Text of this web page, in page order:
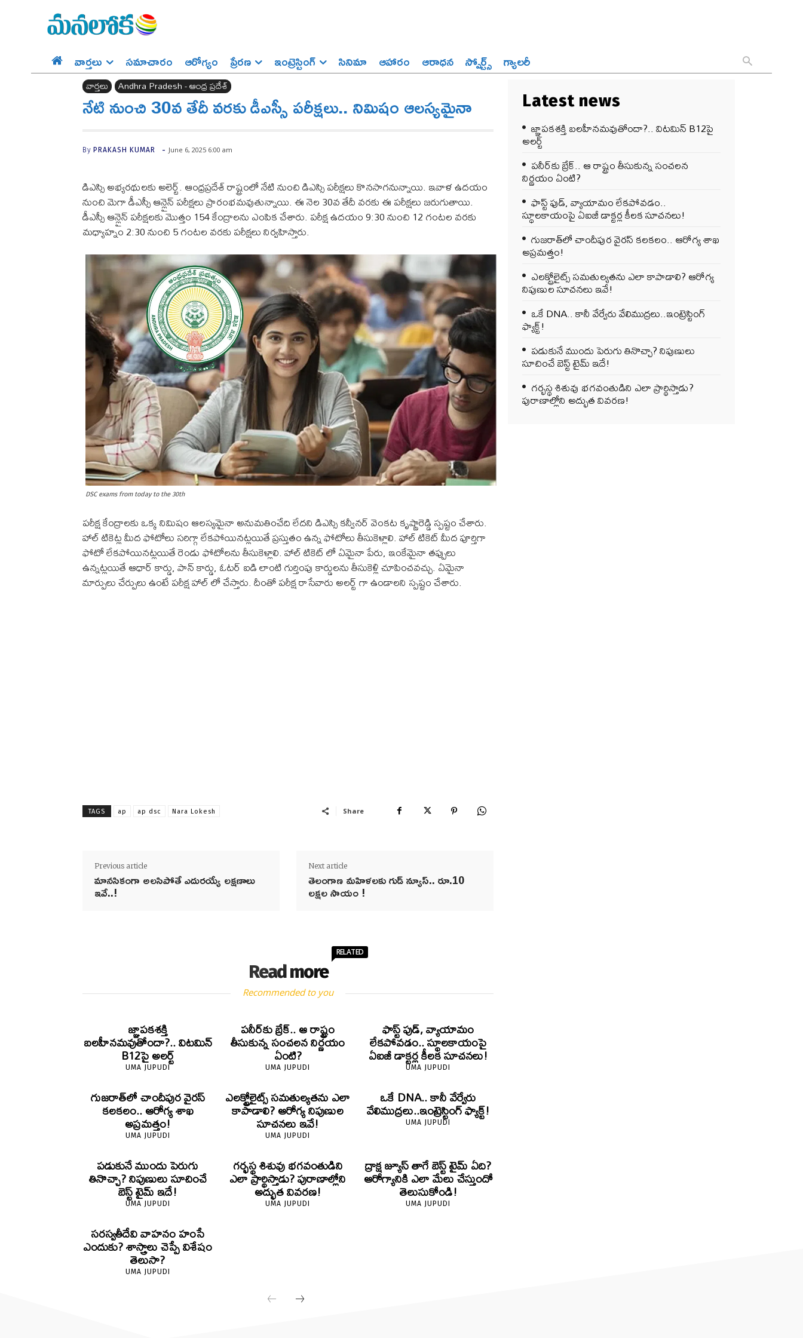
వార్తలు సమాచారం ఆరోగ్యం ప్రేర‌ణ‌ ఇంట్రెస్టింగ్‌ సినిమా ఆహారం ఆరాధన స్పోర్ట్స్‌ గ్యాలరీ
వార్తలు Andhra Pradesh - ఆంధ్ర ప్రదేశ్‌
నేటి నుంచి 30వ తేదీ వరకు డీఎస్సీ పరీక్షలు.. నిమిషం ఆలస్యమైనా
By PRAKASH KUMAR - June 6, 2025 6:00 am
డిఎస్సి అభ్యరథులకు అలెర్ట్. ఆంధ్రప్రదేశ్ రాష్ట్రంలో నేటి నుంచి డిఎస్సి పరీక్షలు కొనసాగనున్నాయి. ఇవాళ ఉదయం
నుంచి మెగా డీఎస్సీ ఆన్లైన్ పరీక్షలు ప్రారంభమవుతున్నాయి. ఈ నెల 30వ తేదీ వరకు ఈ పరీక్షలు జరుగుతాయి.
డీఎస్సీ ఆన్లైన్ పరీక్షలకు మొత్తం 154 కేంద్రాలను ఎంపిక చేశారు. పరీక్ష ఉదయం 9:30 నుంచి 12 గంటల వరకు
మధ్యాహ్నం 2:30 నుంచి 5 గంటల వరకు పరీక్షలు నిర్వహిస్తారు.
DSC exams from today to the 30th
పరీక్ష కేంద్రాలకు ఒక్క నిమిషం ఆలస్యమైనా అనుమతించేది లేదని డిఎస్సి కన్వీనర్ వెంకట కృష్ణారెడ్డి స్పష్టం చేశారు.
హాల్ టికెట్ల మీద ఫోటోలు సరిగ్గా లేకపోయినట్లయితే ప్రస్తుతం ఉన్న ఫోటోలు తీసుకెళ్లాలి. హాల్ టికెట్ మీద పూర్తిగా
ఫోటో లేకపోయినట్లయితే రెండు ఫోటోలను తీసుకెళ్లాలి. హాల్ టికెట్ లో ఏమైనా పేరు, ఇంకేమైనా తప్పులు
ఉన్నట్లయితే ఆధార్ కార్డు, పాన్ కార్డు, ఓటర్ ఐడి లాంటి గుర్తింపు కార్డులను తీసుకెళ్లి చూపించవచ్చు. ఏమైనా
మార్పులు చేర్పులు ఉంటే పరీక్ష హాల్ లో చేస్తారు. దీంతో పరీక్ష రాసేవారు అలర్ట్ గా ఉండాలని స్పష్టం చేశారు.
TAGS ap ap dsc Nara Lokesh Share
Previous article
మానసికంగా అలసిపోతే ఎదురయ్యే లక్షణాలు
ఇవే..!
Next article
తెలంగాణ మహిళలకు గుడ్ న్యూస్.. రూ.10
లక్షల సాయం !
Read more
RELATED
Recommended to you
జ్ఞాపకశక్తి
బలహీనమవుతోందా?.. విటమిన్
B12పై అలర్ట్
UMA JUPUDI
పనీర్‌కు బ్రేక్.. ఆ రాష్ట్రం
తీసుకున్న సంచలన నిర్ణయం
ఏంటి?
UMA JUPUDI
ఫాస్ట్ ఫుడ్, వ్యాయామం
లేకపోవడం.. స్థూలకాయంపై
ఏఐజీ డాక్టర్ల కీలక సూచనలు!
UMA JUPUDI
గుజరాత్‌లో చాందీపుర వైరస్
కలకలం.. ఆరోగ్య శాఖ
అప్రమత్తం!
UMA JUPUDI
ఎలక్ట్రోలైట్స్ సమతుల్యతను ఎలా
కాపాడాలి? ఆరోగ్య నిపుణుల
సూచనలు ఇవే!
UMA JUPUDI
ఒకే DNA.. కానీ వేర్వేరు
వేలిముద్రలు..ఇంట్రెస్టింగ్ ఫ్యాక్ట్!
UMA JUPUDI
పడుకునే ముందు పెరుగు
తినొచ్చా? నిపుణులు సూచించే
బెస్ట్ టైమ్ ఇదే!
UMA JUPUDI
గర్భస్థ శిశువు భగవంతుడిని
ఎలా ప్రార్థిస్తాడు? పురాణాల్లోని
అద్భుత వివరణ!
UMA JUPUDI
ద్రాక్ష జ్యూస్ తాగే బెస్ట్ టైమ్ ఏది?
ఆరోగ్యానికి ఎలా మేలు చేస్తుందో
తెలుసుకోండి!
UMA JUPUDI
సరస్వతీదేవి వాహనం హంసే
ఎందుకు? శాస్త్రాలు చెప్పే విశేషం
తెలుసా?
UMA JUPUDI
Latest news
జ్ఞాపకశక్తి బలహీనమవుతోందా?.. విటమిన్ B12పై
అలర్ట్
పనీర్‌కు బ్రేక్.. ఆ రాష్ట్రం తీసుకున్న సంచలన
నిర్ణయం ఏంటి?
ఫాస్ట్ ఫుడ్, వ్యాయామం లేకపోవడం..
స్థూలకాయంపై ఏఐజీ డాక్టర్ల కీలక సూచనలు!
గుజరాత్‌లో చాందీపుర వైరస్ కలకలం.. ఆరోగ్య శాఖ
అప్రమత్తం!
ఎలక్ట్రోలైట్స్ సమతుల్యతను ఎలా కాపాడాలి? ఆరోగ్య
నిపుణుల సూచనలు ఇవే!
ఒకే DNA.. కానీ వేర్వేరు వేలిముద్రలు..ఇంట్రెస్టింగ్
ఫ్యాక్ట్!
పడుకునే ముందు పెరుగు తినొచ్చా? నిపుణులు
సూచించే బెస్ట్ టైమ్ ఇదే!
గర్భస్థ శిశువు భగవంతుడిని ఎలా ప్రార్థిస్తాడు?
పురాణాల్లోని అద్భుత వివరణ!